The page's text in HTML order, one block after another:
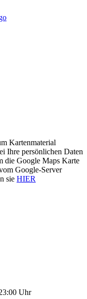
Kartenmaterial
Ihre persönlichen Daten
die Google Maps Karte
Google-Server
sie HIER
Uhr